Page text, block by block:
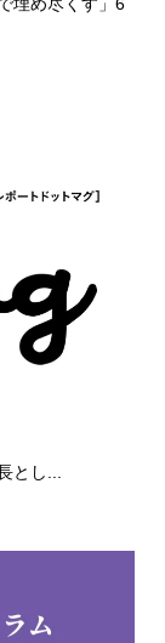
埋め尽くす」6
とし...